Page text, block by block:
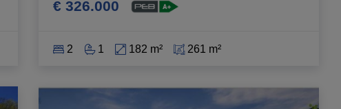
€ 326.000
2 1 182 m² 261 m²